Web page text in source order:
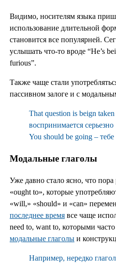
Видимо, носителям языка
использование длительной
становится все популярней.
услышать что-то вроде “He’s
furious”.
Также чаще стали
пассивном залоге и с
That question is beign
воспринимается серьезно
You should be going – тебе
Модальные глаголы
Уже давно стало ясно, что
«ought to», которые
«will,» «should» и «can»
последнее время все чаще
need to, want to, которыми
модальные глаголы и
Например, нередко